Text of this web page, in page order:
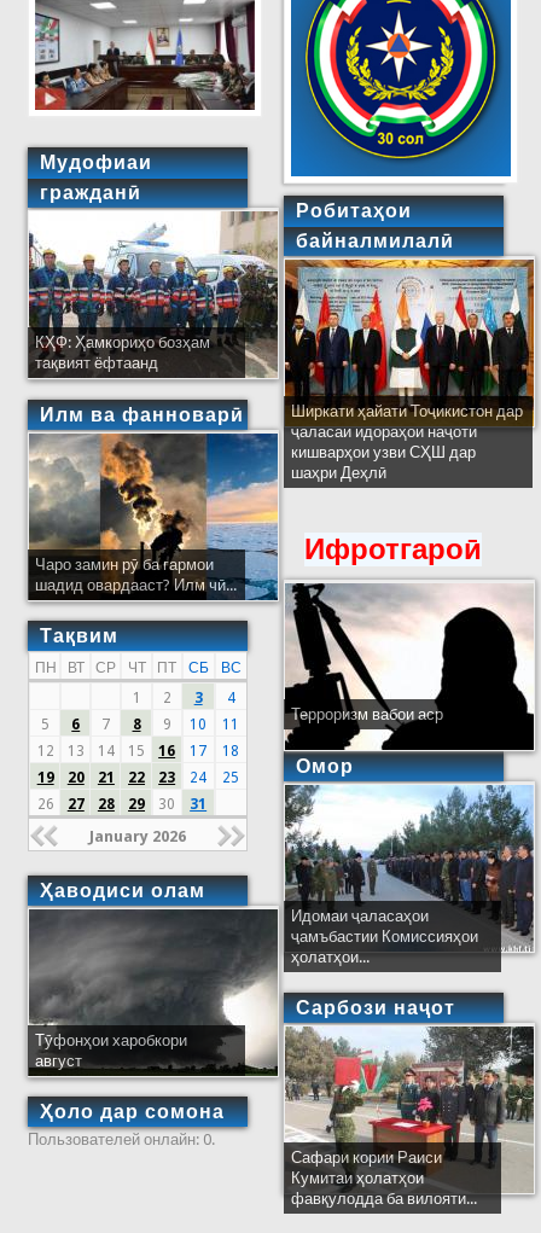
Мудофиаи
гражданӣ
КҲФ: Ҳамкориҳо бозҳам
тақвият ёфтаанд
Илм ва фанноварӣ
Чаро замин рӯ ба гармои
шадид овардааст? Илм чӣ...
Тақвим
ПН ВТ СР ЧТ ПТ СБ
ВС
1
2 3
4
5
6 7 8 9 10
11
12
13 14 15 16 17
18
19
20 21 22 23 24
25
26
27 28 29 30 31
January 2026
Ҳаводиси олам
Тӯфонҳои харобкори
август
Ҳоло дар сомона
Пользователей онлайн: 0.
Робитаҳои
байналмилалӣ
Ширкати ҳайати Тоҷикистон дар
ҷаласаи идораҳои наҷоти
кишварҳои узви СҲШ дар
шаҳри Деҳлӣ
Ифротгароӣ
Терроризм вабои аср
Омор
Идомаи ҷаласаҳои
ҷамъбастии Комиссияҳои
ҳолатҳои...
Сарбози наҷот
Сафари кории Раиси
Кумитаи ҳолатҳои
фавқулодда ба вилояти...